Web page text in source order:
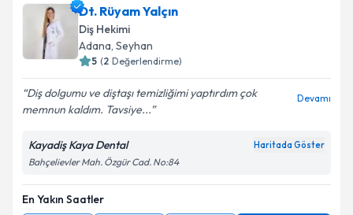
Dt. Rüyam Yalçın
Diş Hekimi
Adana, Seyhan
5 (2 Değerlendirme)
Diş dolgumu ve diştaşı temizliğimi yaptırdım çok
memnun kaldım. Tavsiye...
Devamı
Kayadiş Kaya Dental Haritada Göster
Bahçelievler Mah. Özgür Cad. No:84
En Yakın Saatler